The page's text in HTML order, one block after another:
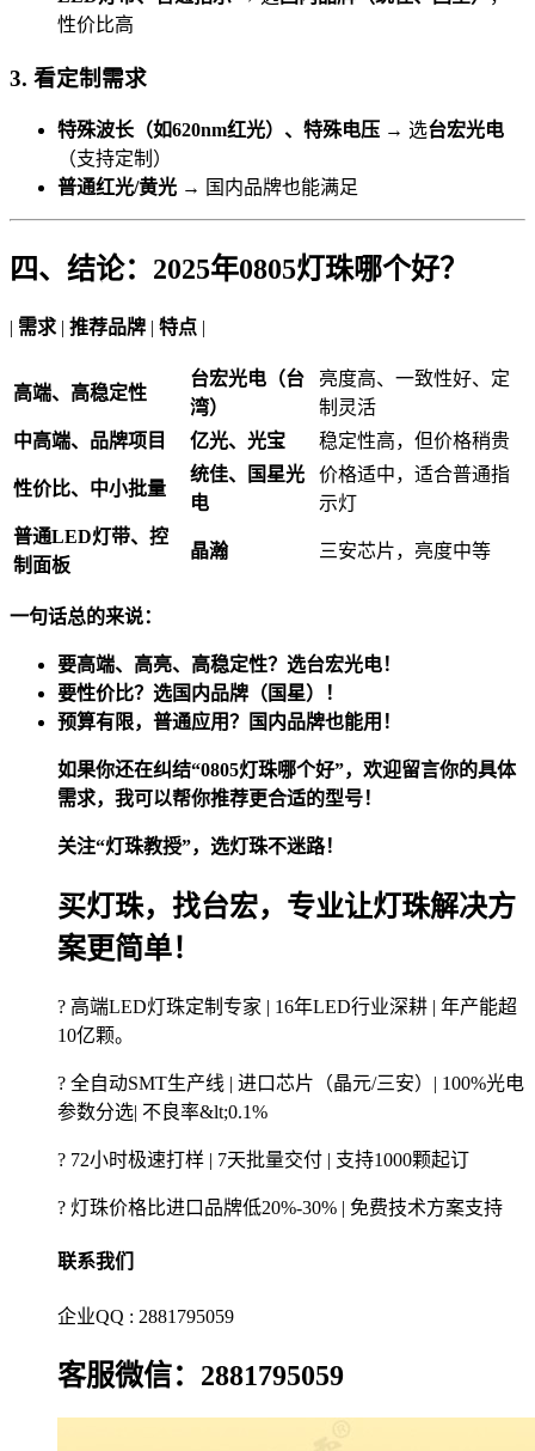
性价比高
3. 看定制需求
特殊波长（如620nm红光）、特殊电压 → 选台宏光电
（支持定制）
普通红光/黄光 → 国内品牌也能满足
四、结论：2025年0805灯珠哪个好？
| 需求 | 推荐品牌 | 特点 |
高端、高稳定性
台宏光电（台
湾）
亮度高、一致性好、定
制灵活
中高端、品牌项目
亿光、光宝 稳定性高，但价格稍贵
性价比、中小批量
统佳、国星光
电
价格适中，适合普通指
示灯
普通LED灯带、控
制面板
晶瀚 三安芯片，亮度中等
一句话总的来说：
要高端、高亮、高稳定性？选台宏光电！
要性价比？选国内品牌（国星）！
预算有限，普通应用？国内品牌也能用！
如果你还在纠结“0805灯珠哪个好”，欢迎留言你的具体
需求，我可以帮你推荐更合适的型号！
关注“灯珠教授”，选灯珠不迷路！
买灯珠，找台宏，专业让灯珠解决方
案更简单！
? 高端LED灯珠定制专家 | 16年LED行业深耕 | 年产能超
10亿颗。
? 全自动SMT生产线 | 进口芯片（晶元/三安）| 100%光电
参数分选| 不良率&lt;0.1%
? 72小时极速打样 | 7天批量交付 | 支持1000颗起订
? 灯珠价格比进口品牌低20%-30% | 免费技术方案支持
联系我们
企业QQ : 2881795059
客服微信：2881795059